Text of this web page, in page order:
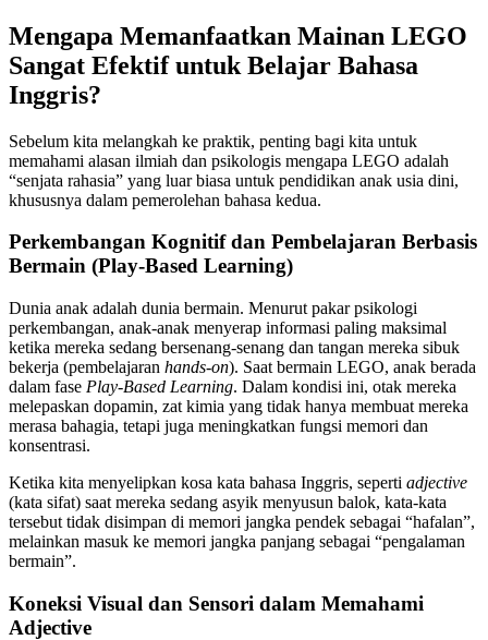
Mengapa Memanfaatkan Mainan LEGO
Sangat Efektif untuk Belajar Bahasa
Inggris?
Sebelum kita melangkah ke praktik, penting bagi kita untuk
memahami alasan ilmiah dan psikologis mengapa LEGO adalah
“senjata rahasia” yang luar biasa untuk pendidikan anak usia dini,
khususnya dalam pemerolehan bahasa kedua.
Perkembangan Kognitif dan Pembelajaran Berbasis
Bermain (Play-Based Learning)
Dunia anak adalah dunia bermain. Menurut pakar psikologi
perkembangan, anak-anak menyerap informasi paling maksimal
ketika mereka sedang bersenang-senang dan tangan mereka sibuk
bekerja (pembelajaran hands-on). Saat bermain LEGO, anak berada
dalam fase Play-Based Learning. Dalam kondisi ini, otak mereka
melepaskan dopamin, zat kimia yang tidak hanya membuat mereka
merasa bahagia, tetapi juga meningkatkan fungsi memori dan
konsentrasi.
Ketika kita menyelipkan kosa kata bahasa Inggris, seperti adjective
(kata sifat) saat mereka sedang asyik menyusun balok, kata-kata
tersebut tidak disimpan di memori jangka pendek sebagai “hafalan”,
melainkan masuk ke memori jangka panjang sebagai “pengalaman
bermain”.
Koneksi Visual dan Sensori dalam Memahami
Adjective